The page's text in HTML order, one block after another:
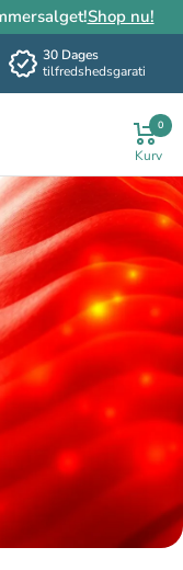
Shop nu!
30 Dages
tilfredshedsgarati
0